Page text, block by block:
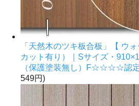
「天然木のツキ板合板」【 ウ
カット有り）｜Sサイズ・
（保護塗装無し）F☆☆☆☆認
549円)